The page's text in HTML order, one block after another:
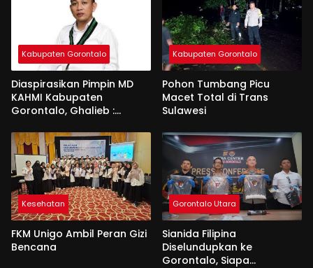
Kabupaten Gorontalo
Diaspirasikan Pimpin MD
KAHMI Kabupaten
Gorontalo, Ghalieb :
Kabupaten Gorontalo
Pohon Tumbang Picu
Macet Total di Trans
Sulawesi
Kesehatan
FKM Unigo Ambil Peran Gizi
Bencana
Gorontalo Utara
Sianida Filipina
Diselundupkan ke
Gorontalo, Siapa